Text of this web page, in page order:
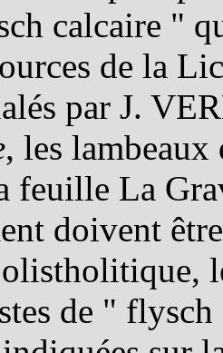
calcaire "
de la
par J.
, les
feuille La
doivent
olistholitique,
de "